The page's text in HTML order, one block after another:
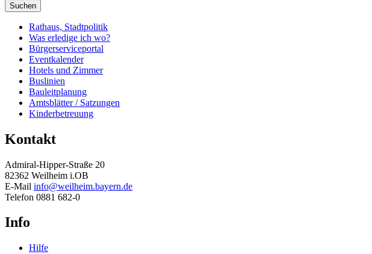
Suchen
Rathaus, Stadtpolitik
Was erledige ich wo?
Bürgerserviceportal
Eventkalender
Hotels und Zimmer
Buslinien
Bauleitplanung
Amtsblätter / Satzungen
Kinderbetreuung
Kontakt
Admiral-Hipper-Straße 20
82362 Weilheim i.OB
E-Mail info@weilheim.bayern.de
Telefon 0881 682-0
Info
Hilfe